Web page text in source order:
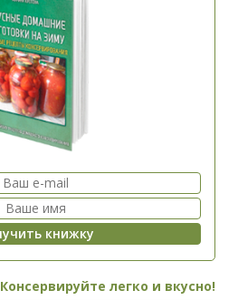
Консервируйте легко и вкусно!